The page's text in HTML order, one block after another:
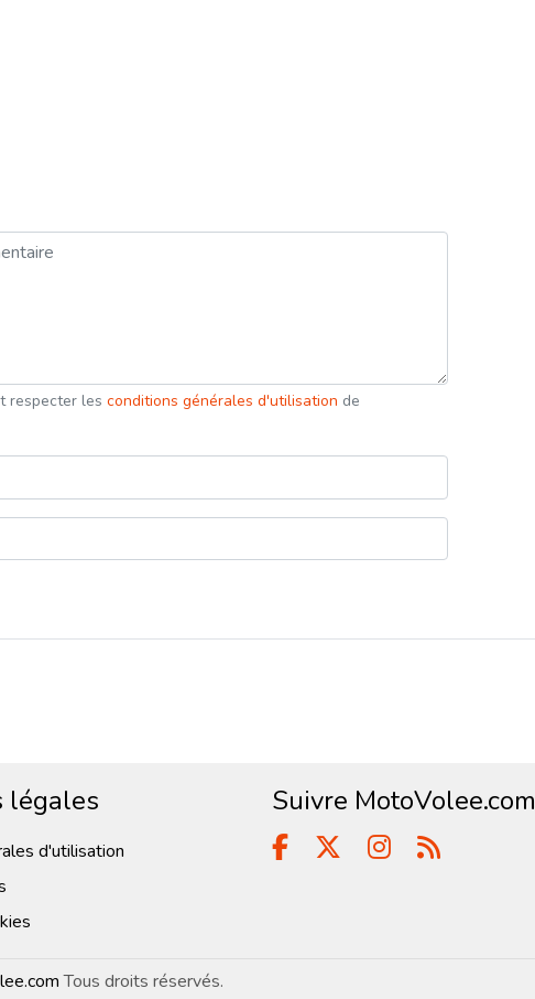
respecter les conditions générales d'utilisation de
légales
d'utilisation
Suivre MotoVolee.com
Tous droits réservés.